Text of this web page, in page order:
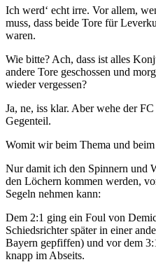
Ich werd‘ echt irre. Vor allem,
muss, dass beide Tore für
waren.
Wie bitte? Ach, dass ist alles
andere Tore geschossen und
wieder vergessen?
Ja, ne, iss klar. Aber wehe der
Gegenteil.
Womit wir beim Thema und
Nur damit ich den Spinnern und
den Löchern kommen werden,
Segeln nehmen kann:
Dem 2:1 ging ein Foul von
Schiedsrichter später in einer
Bayern gepfiffen) und vor dem
knapp im Abseits.